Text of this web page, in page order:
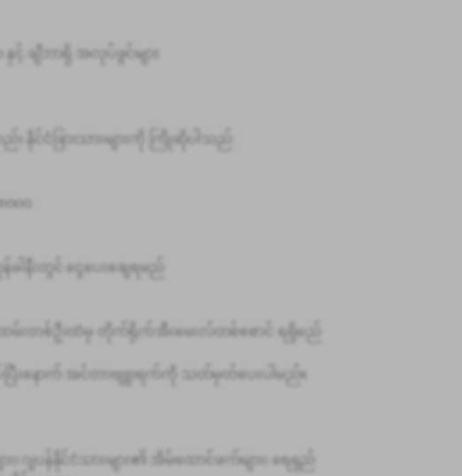
နှင့် ချီဘာရှိ အလုပ်ခွင်များ
နိုင်ငံခြားသားများကို ကြိုဆိုပါသည်
၀၀
နီးတွင် ငွေပေးချေရမည်
မ်းတစ်ဦးထံမှ တိုက်ရိုက်အီးမေးလ်တစ်စောင် ရရှိမည်
ြီးနောက် အင်တာဗျူးရက်ကို သတ်မှတ်ပေးပါမည်။
ဂျပန်နိုင်ငံသားများ၏ အိမ်ထောင်ဖက်များ၊ ရေရှည်